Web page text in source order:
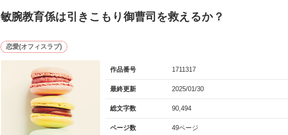
敏腕教育係は引きこもり御曹司を救えるか？
恋愛(オフィスラブ)
作品番号 1711317
最終更新 2025/01/30
総文字数 90,494
ページ数 49ページ